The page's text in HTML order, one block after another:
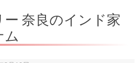
奈良のインド家
ム